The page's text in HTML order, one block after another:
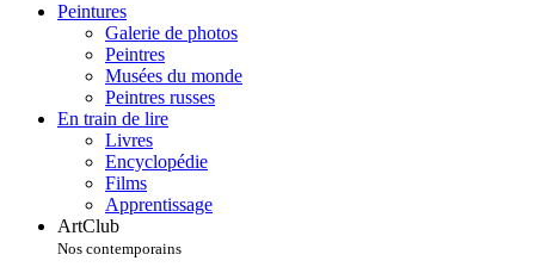
Peintures
Galerie de photos
Peintres
Musées du monde
Peintres russes
En train de lire
Livres
Encyclopédie
Films
Apprentissage
ArtClub
Nos contemporains